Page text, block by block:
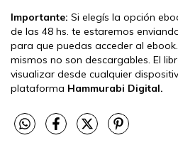
Importante: Si elegís la opción
de las 48 hs. te estaremos
para que puedas acceder al
mismos no son descargables. El
visualizar desde cualquier
plataforma Hammurabi Digital.